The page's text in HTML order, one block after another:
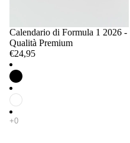
Calendario di Formula 1 2026 -
Qualità Premium
€24,95